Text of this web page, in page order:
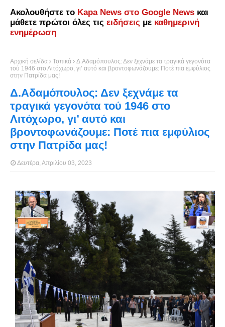
Ακολουθήστε το Kapa News στο Google News και
μάθετε πρώτοι όλες τις ειδήσεις με καθημερινή
ενημέρωση
Αρχική σελίδα Τοπικά
Δ.Αδαμόπουλος: Δεν ξεχνάμε τα τραγικά γεγονότα
τού 1946 στο Λιτόχωρο, γι’ αυτό και βροντοφωνάζουμε: Ποτέ πια εμφύλιος
στην Πατρίδα μας!
Δ.Αδαμόπουλος: Δεν ξεχνάμε τα
τραγικά γεγονότα τού 1946 στο
Λιτόχωρο, γι’ αυτό και
βροντοφωνάζουμε: Ποτέ πια εμφύλιος
στην Πατρίδα μας!
Δευτέρα, Απριλίου 03, 2023